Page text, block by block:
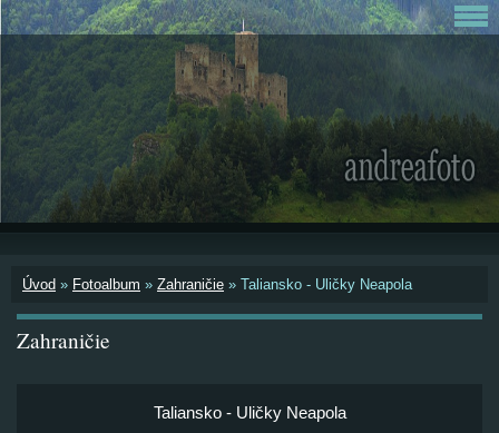
Úvod » Fotoalbum » Zahraničie » Taliansko - Uličky Neapola
Zahraničie
Taliansko - Uličky Neapola